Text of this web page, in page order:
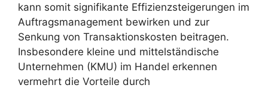
kann somit signifikante Effizienzsteigerungen im
Auftragsmanagement bewirken und zur
Senkung von Transaktionskosten beitragen.
Insbesondere kleine und mittelständische
Unternehmen (KMU) im Handel erkennen
vermehrt die Vorteile durch